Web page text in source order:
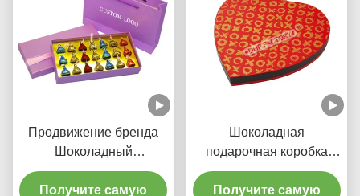
Продвижение бренда
Шоколадный
подарочный ящик с
розовым подарком
Получите самую
Шоколадная
подарочная коробка
класса люкс, премиум,
ко Дню Святого
Получите самую